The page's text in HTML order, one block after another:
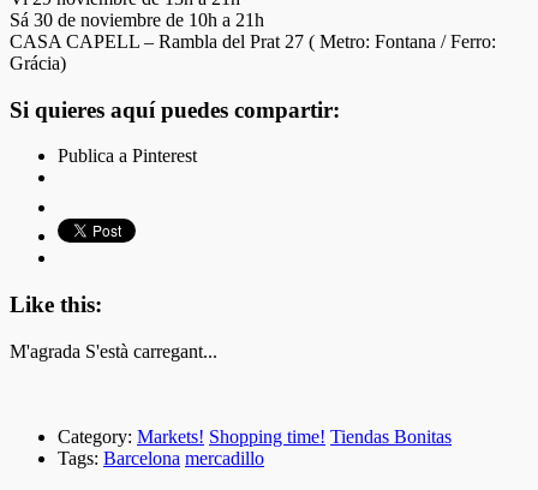
Sá 30 de noviembre de 10h a 21h
CASA CAPELL – Rambla del Prat 27 ( Metro: Fontana / Ferro:
Grácia)
Si quieres aquí puedes compartir:
Publica a Pinterest
Like this:
M'agrada S'està carregant...
Category: Markets! Shopping time! Tiendas Bonitas
Tags: Barcelona mercadillo